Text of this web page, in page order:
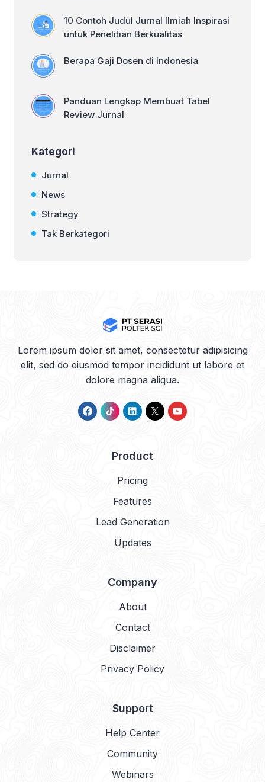
10 Contoh Judul Jurnal Ilmiah Inspirasi
untuk Penelitian Berkualitas
Berapa Gaji Dosen di Indonesia
Panduan Lengkap Membuat Tabel
Review Jurnal
Kategori
Jurnal
News
Strategy
Tak Berkategori
Lorem ipsum dolor sit amet, consectetur adipisicing
elit, sed do eiusmod tempor incididunt ut labore et
dolore magna aliqua.
Product
Pricing
Features
Lead Generation
Updates
Company
About
Contact
Disclaimer
Privacy Policy
Support
Help Center
Community
Webinars